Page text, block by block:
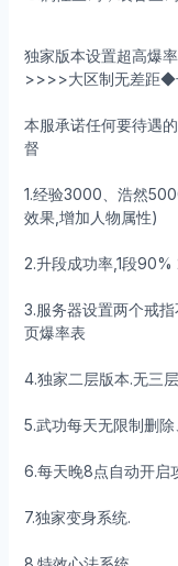
独家版本设置超高爆
>>>>大区制无差距◆
本服承诺任何要待遇
督
1.经验3000、浩然
效果,增加人物属性)
2.升段成功率,1段
3.服务器设置两个戒
页爆率表
4.独家二层版本.无三
5.武功每天无限制删除
6.每天晚8点自动开启
7.独家变身系统.